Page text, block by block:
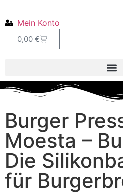
Mein Konto
0,00 €
Burger
Moesta –
Die
für